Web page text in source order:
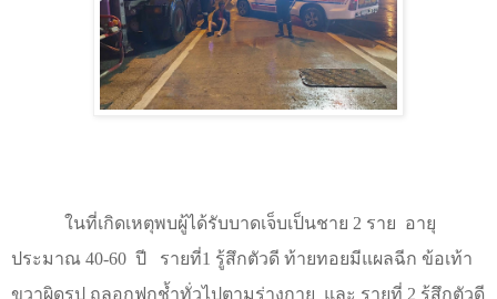
ในที่เกิดเหตุพบผู้ได้รับบาดเจ็บเป็นชาย 2 ราย อายุ
ประมาณ 40-60 ปี รายที่1 รู้สึกตัวดี ท้ายทอยมีแผลฉีก ข้อเท้า
ขวาผิดรูป ถลอกฟกช้ำทั่วไปตามร่างกาย และ รายที่ 2 รู้สึกตัวดี